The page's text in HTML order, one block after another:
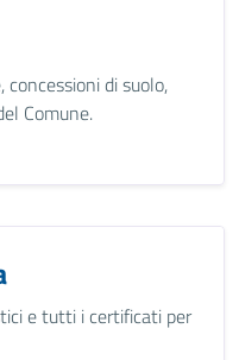
concessioni di suolo,
Comune.
e tutti i certificati per